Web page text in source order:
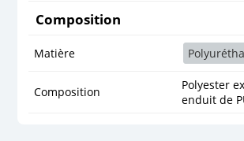
Composition
Matière
Composition
Polyester
enduit de